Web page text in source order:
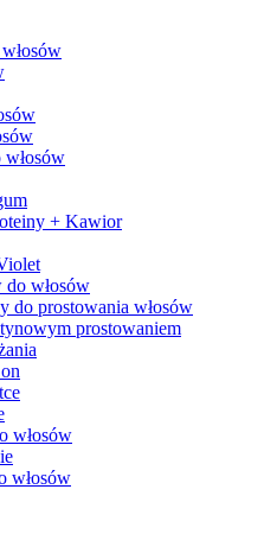
+ Kawior
do włosów
do prostowania włosów
prostowaniem
włosów
włosów